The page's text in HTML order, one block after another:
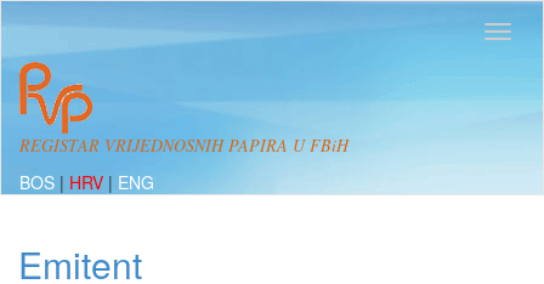
REGISTAR VRIJEDNOSNIH PAPIRA U FBiH
BOS | HRV | ENG
Emitent